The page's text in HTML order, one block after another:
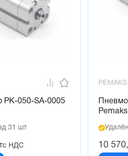
PK-050-SA-0005
31 шт
с НДС
PEMAKS
Pemaks
10